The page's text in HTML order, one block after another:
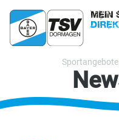
TSV
Bayer
Dormagen
1920
Sportangebote